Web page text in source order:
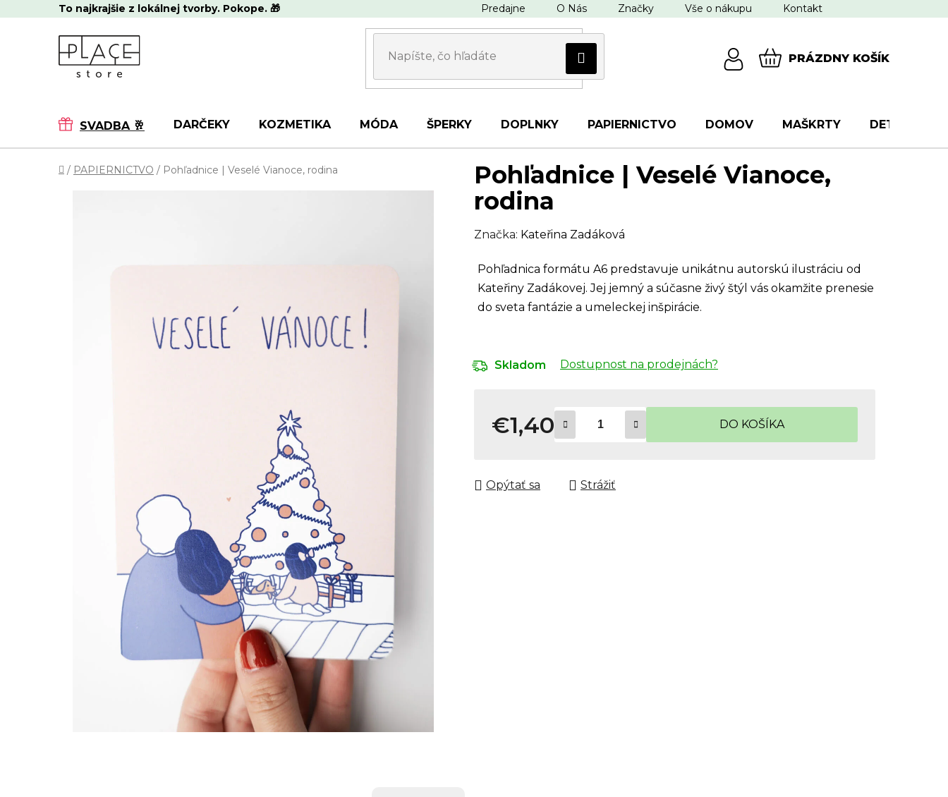
na
To najkrajšie z lokálnej tvorby. Pokope. 🎁 Predajne O Nás Značky Vše o nákupu Kontakt
PRÁZDNY KOŠÍK
SVADBA 🥂 DARČEKY KOZMETIKA MÓDA ŠPERKY DOPLNKY PAPIERNICTVO DOMOV MAŠKRTY DETI
Domov
/ PAPIERNICTVO / Pohľadnice | Veselé Vianoce, rodina
Pohľadnice | Veselé Vianoce,
rodina
Značka: Kateřina Zadáková
Pohľadnica formátu A6 predstavuje unikátnu autorskú ilustráciu od
Kateřiny Zadákovej. Jej jemný a súčasne živý štýl vás okamžite prenesie
do sveta fantázie a umeleckej inšpirácie.
Skladom Dostupnost na prodejnách?
€1,40 DO KOŠÍKA
Opýtať sa Strážiť